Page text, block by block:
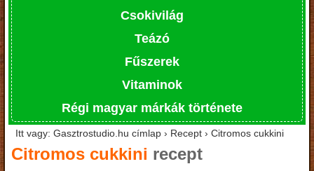
Csokivilág
Teázó
Fűszerek
Vitaminok
Régi magyar márkák története
Itt vagy: Gasztrostudio.hu címlap › Recept › Citromos cukkini
Citromos cukkini recept